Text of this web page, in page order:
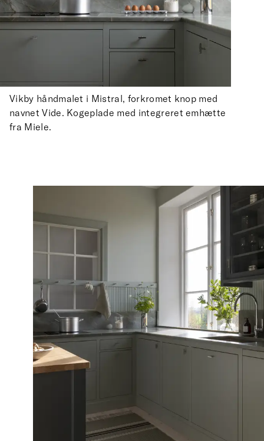
Vikby håndmalet i Mistral, forkromet knop med
navnet Vide. Kogeplade med integreret emhætte
fra Miele.